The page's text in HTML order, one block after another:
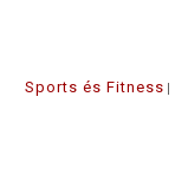
Sports és Fitness